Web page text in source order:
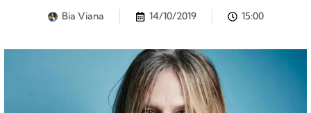
Bia Viana 14/10/2019 15:00